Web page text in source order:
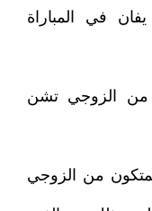
في المباراة
من الزوجي تشن
من الزوجي